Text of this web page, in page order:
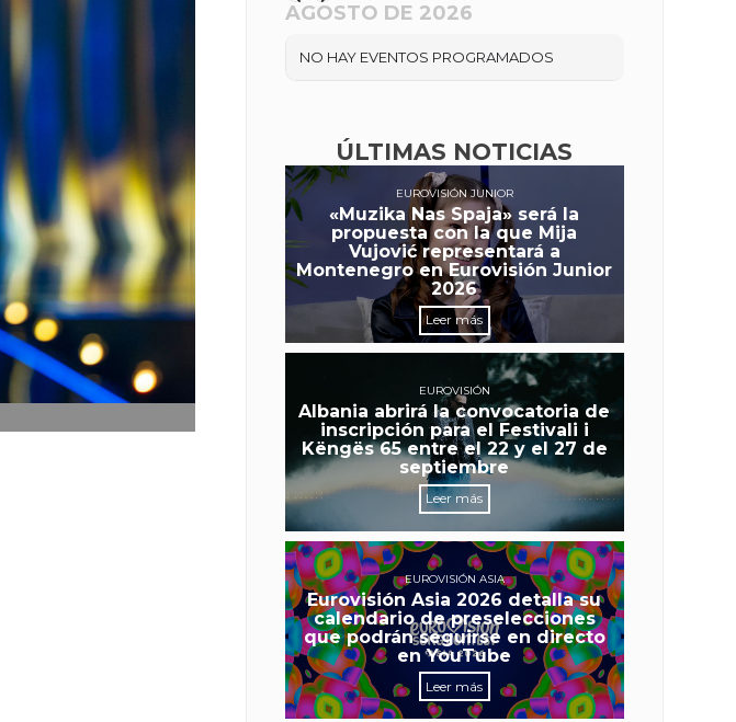
AGOSTO DE 2026
NO HAY EVENTOS PROGRAMADOS
ÚLTIMAS NOTICIAS
EUROVISIÓN JUNIOR
«Muzika Nas Spaja» será la
propuesta con la que Mija
Vujović representará a
Montenegro en Eurovisión Junior
2026
Leer más
EUROVISIÓN
Albania abrirá la convocatoria de
inscripción para el Festivali i
Këngës 65 entre el 22 y el 27 de
septiembre
Leer más
EUROVISIÓN ASIA
Eurovisión Asia 2026 detalla su
calendario de preselecciones
que podrán seguirse en directo
en YouTube
Leer más